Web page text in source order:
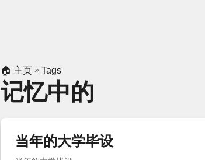
🏠 主页 » Tags
记忆中的
当年的大学毕设